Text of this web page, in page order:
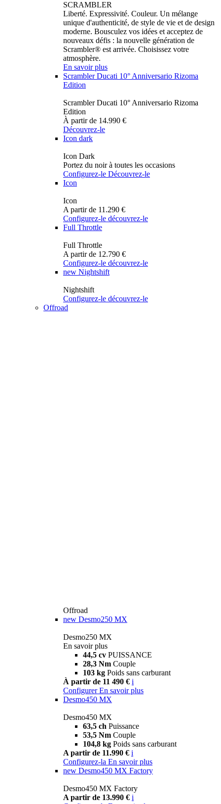
SCRAMBLER
Liberté. Expressivité. Couleur. Un mélange
unique d'authenticité, de style de vie et de design
moderne. Bousculez vos idées et acceptez de
nouveaux défis : la nouvelle génération de
Scrambler® est arrivée. Choisissez votre
atmosphère.
En savoir plus
Scrambler Ducati 10° Anniversario Rizoma
Edition
Scrambler Ducati 10° Anniversario Rizoma
Edition
À partir de 14.990 €
Découvrez-le
Icon dark
Icon Dark
Portez du noir à toutes les occasions
Configurez-le Découvrez-le
Icon
Icon
A partir de 11.290 €
Configurez-le découvrez-le
Full Throttle
Full Throttle
A partir de 12.790 €
Configurez-le découvrez-le
new Nightshift
Nightshift
Configurez-le découvrez-le
Offroad
Offroad
new Desmo250 MX
Desmo250 MX
En savoir plus
44,5 cv PUISSANCE
28,3 Nm Couple
103 kg Poids sans carburant
À partir de 11 490 € i
Configurer En savoir plus
Desmo450 MX
Desmo450 MX
63,5 ch Puissance
53,5 Nm Couple
104,8 kg Poids sans carburant
A partir de 11.990 € i
Configurez-la En savoir plus
new Desmo450 MX Factory
Desmo450 MX Factory
A partir de 13.990 € i